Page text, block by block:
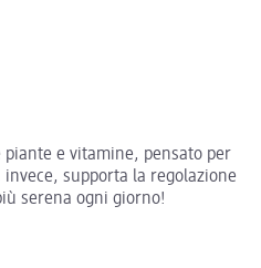
e vitamine, pensato per
supporta la regolazione
serena ogni giorno!